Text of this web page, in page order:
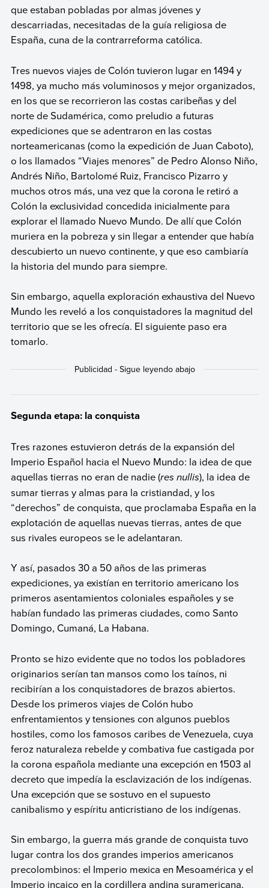
que estaban pobladas por almas jóvenes y
descarriadas, necesitadas de la guía religiosa de
España, cuna de la contrarreforma católica.
Tres nuevos viajes de Colón tuvieron lugar en 1494 y
1498, ya mucho más voluminosos y mejor organizados,
en los que se recorrieron las costas caribeñas y del
norte de Sudamérica, como preludio a futuras
expediciones que se adentraron en las costas
norteamericanas (como la expedición de Juan Caboto),
o los llamados “Viajes menores” de Pedro Alonso Niño,
Andrés Niño, Bartolomé Ruiz, Francisco Pizarro y
muchos otros más, una vez que la corona le retiró a
Colón la exclusividad concedida inicialmente para
explorar el llamado Nuevo Mundo. De allí que Colón
muriera en la pobreza y sin llegar a entender que había
descubierto un nuevo continente, y que eso cambiaría
la historia del mundo para siempre.
Sin embargo, aquella exploración exhaustiva del Nuevo
Mundo les reveló a los conquistadores la magnitud del
territorio que se les ofrecía. El siguiente paso era
tomarlo.
Segunda etapa: la conquista
Tres razones estuvieron detrás de la expansión del
Imperio Español hacia el Nuevo Mundo: la idea de que
aquellas tierras no eran de nadie (res nullis), la idea de
sumar tierras y almas para la cristiandad, y los
“derechos” de conquista, que proclamaba España en la
explotación de aquellas nuevas tierras, antes de que
sus rivales europeos se le adelantaran.
Y así, pasados 30 a 50 años de las primeras
expediciones, ya existían en territorio americano los
primeros asentamientos coloniales españoles y se
habían fundado las primeras ciudades, como Santo
Domingo, Cumaná, La Habana.
Pronto se hizo evidente que no todos los pobladores
originarios serían tan mansos como los taínos, ni
recibirían a los conquistadores de brazos abiertos.
Desde los primeros viajes de Colón hubo
enfrentamientos y tensiones con algunos pueblos
hostiles, como los famosos caribes de Venezuela, cuya
feroz naturaleza rebelde y combativa fue castigada por
la corona española mediante una excepción en 1503 al
decreto que impedía la esclavización de los indígenas.
Una excepción que se sostuvo en el supuesto
canibalismo y espíritu anticristiano de los indígenas.
Sin embargo, la guerra más grande de conquista tuvo
lugar contra los dos grandes imperios americanos
precolombinos: el Imperio mexica en Mesoamérica y el
Imperio incaico en la cordillera andina suramericana.